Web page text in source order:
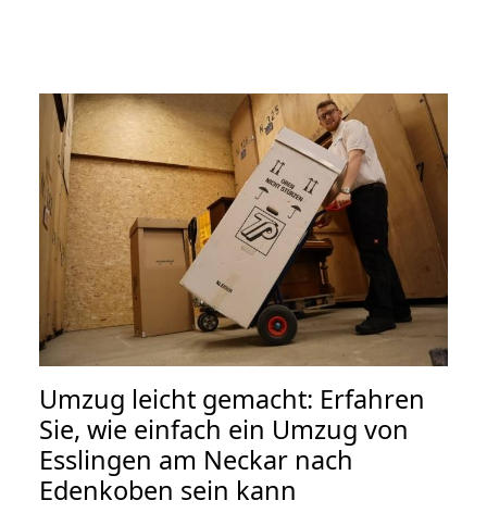
Umzug leicht gemacht: Erfahren
Sie, wie einfach ein Umzug von
Esslingen am Neckar nach
Edenkoben sein kann